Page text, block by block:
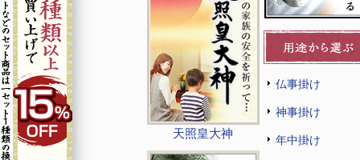
天照皇大神
仏事掛け
神事掛け
年中掛け